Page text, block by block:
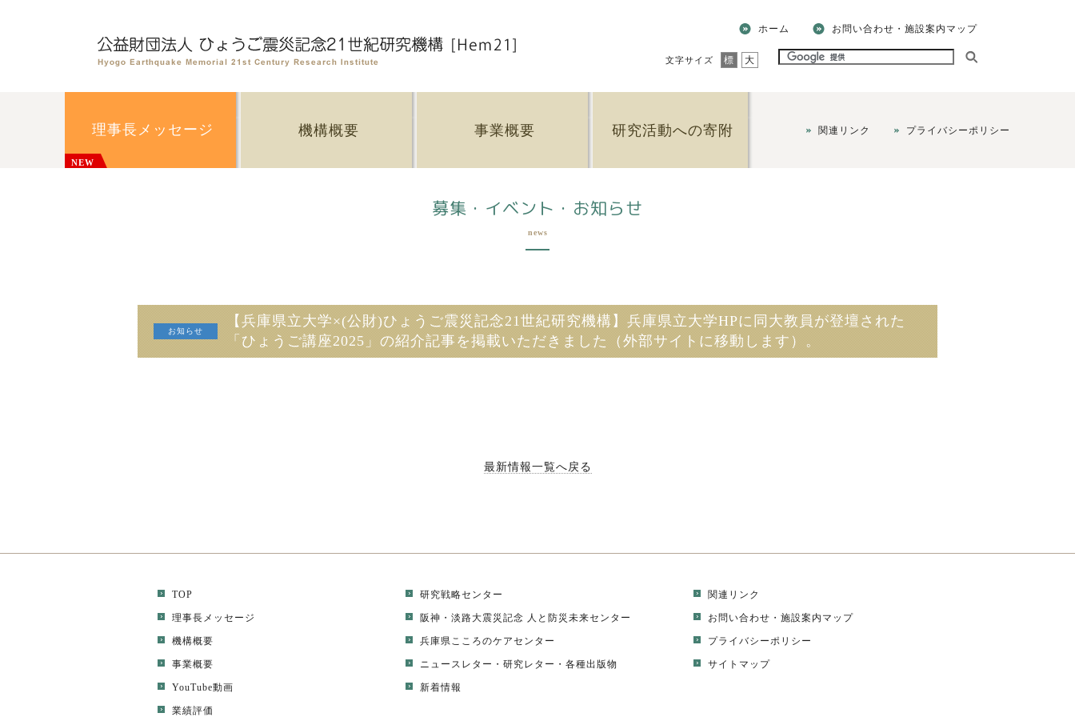
ホーム お問い合わせ・施設案内マップ
文字サイズ 標 大
理事長メッセージ
NEW
機構概要 事業概要 研究活動への寄附 関連リンク プライバシーポリシー
募集・イベント・お知らせ
news
【兵庫県立大学×(公財)ひょうご震災記念21世紀研究機構】兵庫県立大学HPに同大教員が登壇された
「ひょうご講座2025」の紹介記事を掲載いただきました（外部サイトに移動します）。
最新情報一覧へ戻る
TOP
理事長メッセージ
機構概要
事業概要
YouTube動画
業績評価
研究戦略センター
阪神・淡路大震災記念 人と防災未来センター
兵庫県こころのケアセンター
ニュースレター ・ 研究レター ・ 各種出版物
新着情報
関連リンク
お問い合わせ・施設案内マップ
プライバシーポリシー
サイトマップ